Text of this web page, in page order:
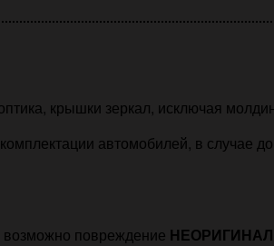
крышки зеркал, исключая
автомобилей, в случае
возможно повреждение